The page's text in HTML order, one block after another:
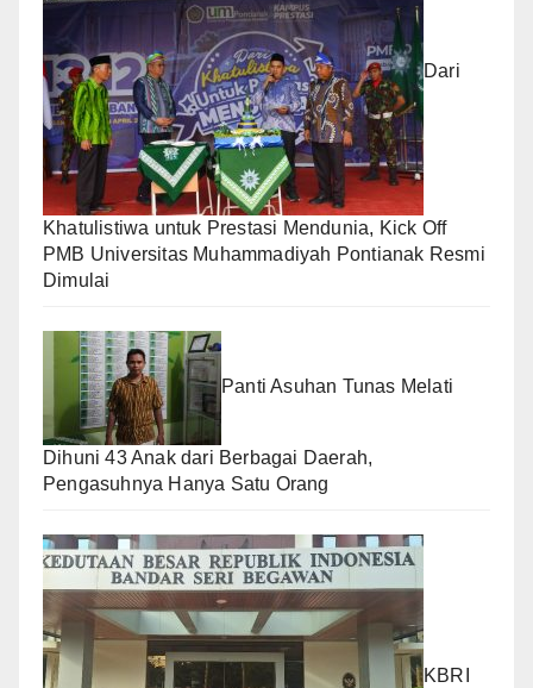
Dari
Khatulistiwa untuk Prestasi Mendunia, Kick Off
PMB Universitas Muhammadiyah Pontianak Resmi
Dimulai
Panti Asuhan Tunas Melati
Dihuni 43 Anak dari Berbagai Daerah,
Pengasuhnya Hanya Satu Orang
KBRI